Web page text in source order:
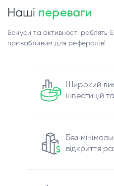
Наші переваги
Бонуси та активності роблять
привабливим для рефералів!
Широкий
інвестицій
Без
відкриття